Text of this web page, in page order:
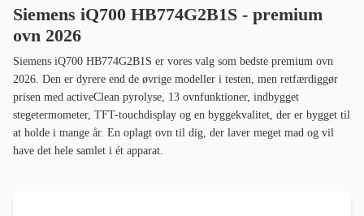
Siemens iQ700 HB774G2B1S - premium
ovn 2026
Siemens iQ700 HB774G2B1S er vores valg som bedste premium ovn
2026. Den er dyrere end de øvrige modeller i testen, men retfærdiggør
prisen med activeClean pyrolyse, 13 ovnfunktioner, indbygget
stegetermometer, TFT-touchdisplay og en byggekvalitet, der er bygget til
at holde i mange år. En oplagt ovn til dig, der laver meget mad og vil
have det hele samlet i ét apparat.